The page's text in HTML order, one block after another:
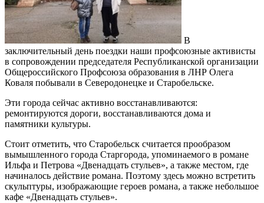
В
заключительный день поездки наши профсоюзные активисты
в сопровождении председателя Республиканской организации
Общероссийского Профсоюза образования в ЛНР Олега
Коваля побывали в Северодонецке и Старобельске.
Эти города сейчас активно восстанавливаются:
ремонтируются дороги, восстанавливаются дома и
памятники культуры.
Стоит отметить, что Старобельск считается прообразом
вымышленного города Старгорода, упоминаемого в романе
Ильфа и Петрова «Двенадцать стульев», а также местом, где
начиналось действие романа. Поэтому здесь можно встретить
скульптуры, изображающие героев романа, а также небольшое
кафе «Двенадцать стульев».